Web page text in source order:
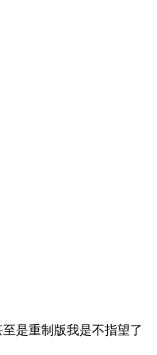
是重制版我是不指望了